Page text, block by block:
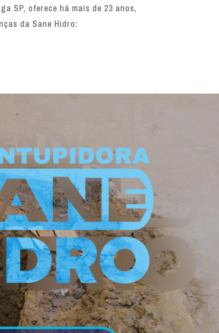
SP, oferece há mais de 23 anos,
da Sane Hidro: